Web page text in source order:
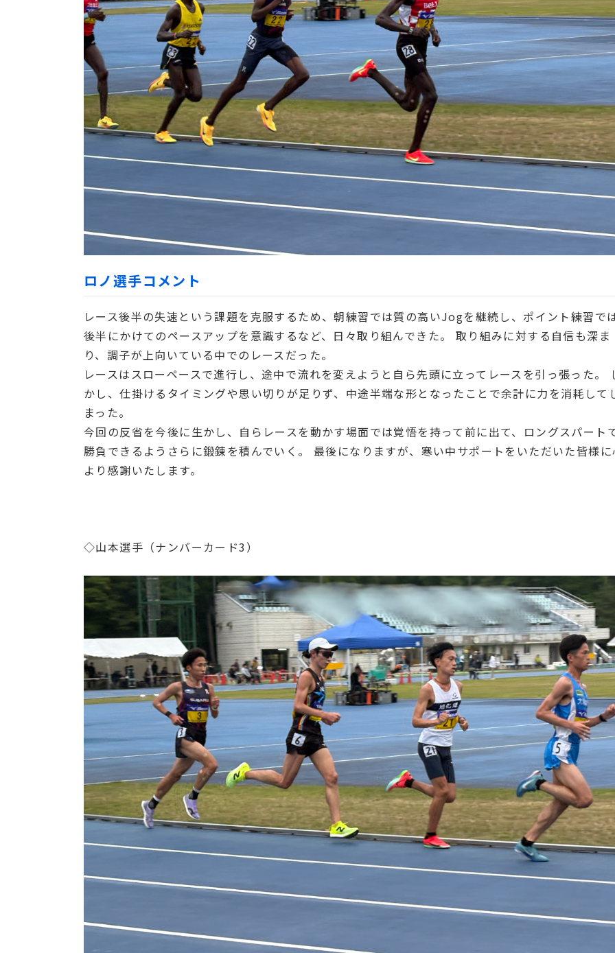
ロノ選手コメント
レース後半の失速という課題を克服するため、朝練習では質の高いJogを継続し、ポイント練習で
後半にかけてのペースアップを意識するなど、日々取り組んできた。 取り組みに対する自信も深ま
り、調子が上向いている中でのレースだった。
レースはスローペースで進行し、途中で流れを変えようと自ら先頭に立ってレースを引っ張った。
かし、仕掛けるタイミングや思い切りが足りず、中途半端な形となったことで余計に力を消耗して
まった。
今回の反省を今後に生かし、自らレースを動かす場面では覚悟を持って前に出て、ロングスパート
勝負できるようさらに鍛錬を積んでいく。 最後になりますが、寒い中サポートをいただいた皆様
より感謝いたします。
◇山本選手（ナンバーカード3）